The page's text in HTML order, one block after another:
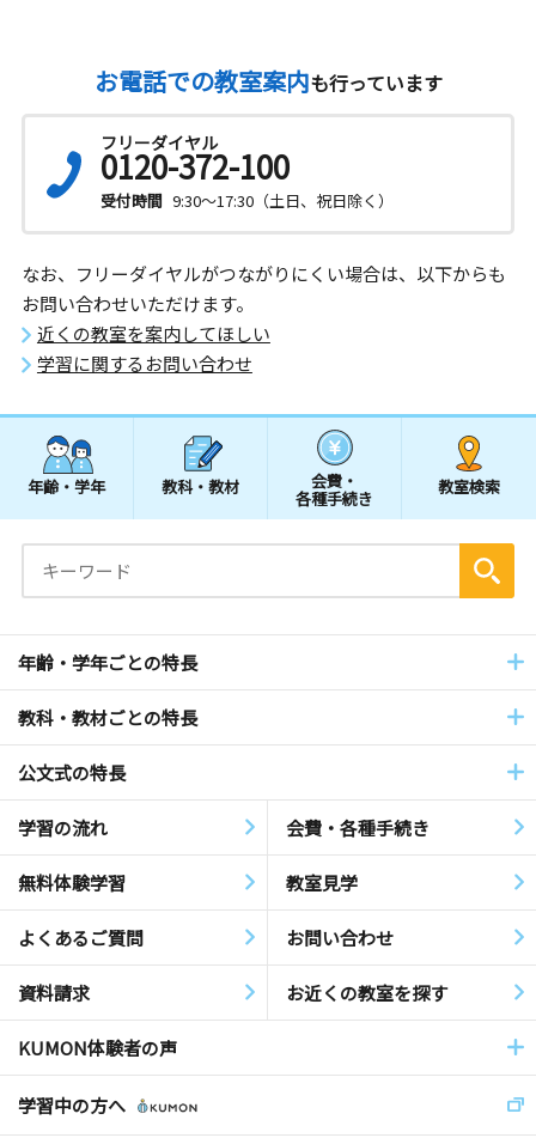
お電話での教室案内も行っています
フリーダイヤル
0120-372-100
受付時間 9:30～17:30（土日、祝日除く）
なお、フリーダイヤルがつながりにくい場合は、以下からも
お問い合わせいただけます。
近くの教室を案内してほしい
学習に関するお問い合わせ
年齢・学年 教科・教材 会費・
各種手続き
教室検索
年齢・学年ごとの特長
教科・教材ごとの特長
公文式の特長
学習の流れ 会費・各種手続き
無料体験学習 教室見学
よくあるご質問 お問い合わせ
資料請求 お近くの教室を探す
KUMON体験者の声
学習中の方へ